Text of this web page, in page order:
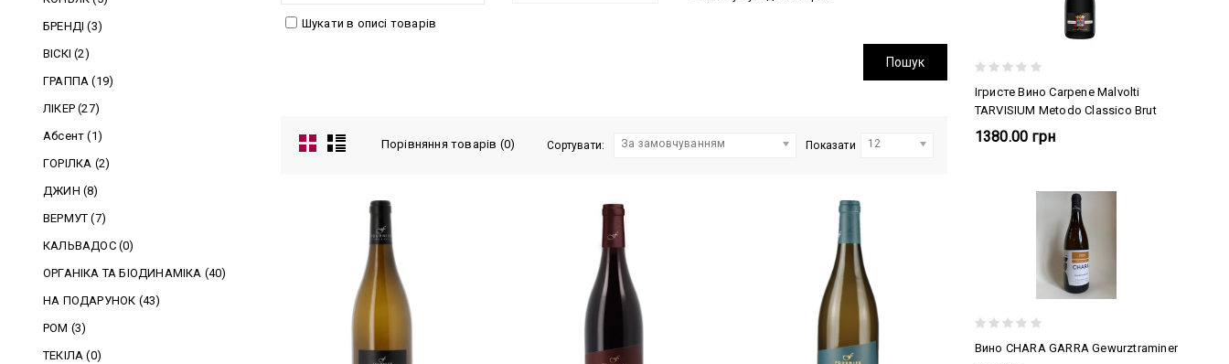
БРЕНДІ (3)
ВІСКІ (2)
ГРАППА (19)
ЛІКЕР (27)
Абсент (1)
ГОРІЛКА (2)
ДЖИН (8)
ВЕРМУТ (7)
КАЛЬВАДОС (0)
ОРГАНІКА ТА БІОДИНАМІКА (40)
НА ПОДАРУНОК (43)
РОМ (3)
ТЕКІЛА (0)
Шукати в описі товарів
Порівняння товарів (0) Сортувати: За замовчуванням Показати 12
Ігристе Вино Carpene Malvolti
TARVISIUM Metodo Сlassico Brut
1380.00 грн
Вино CHARA GARRA Gewurztraminer